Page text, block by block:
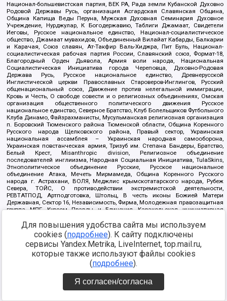
Национал-большевистская партия, ВЕК РА, Рада земли Кубанской Духовно
Родовой Державы Русь, организация Асгардская Славянская Община,
Община Капища Веды Перуна, Мужская Духовная Семинария Духовное
Учреждение, Нурджулар, К Богодержавию, Таблиги Джамаат, Свидетели
Иеговы, Русское национальное единство, Национал-социалистическое
общество, Джамаат мувахидов, Объединенный Вилайат Кабарды, Балкарии
и Карачая, Союз славян, Ат-Такфир Валь-Хиджра, Пит Буль, Национал-
социалистическая рабочая партия России, Славянский союз, Формат-18,
Благородный Орден Дьявола, Армия воли народа, Национальная
Социалистическая Инициатива города Череповца, Духовно-Родовая
Держава Русь, Русское национальное единство, Древнерусской
Инглистической церкви Православных Староверов-Инглингов, Русский
общенациональный союз, Движение против нелегальной иммиграции,
Кровь и Честь, О свободе совести и о религиозных объединениях, Омская
организация общественного политического движения Русское
национальное единство, Северное Братство, Клуб Болельщиков Футбольного
Клуба Динамо, Файзрахманисты, Мусульманская религиозная организация
п. Боровский Тюменского района Тюменской области, Община Коренного
Русского народа Щелковского района, Правый сектор, Украинская
национальная ассамблея – Украинская народная самооборона,
Украинская повстанческая армия, Тризуб им. Степана Бандеры, Братство,
Белый Крест, Misanthropic division, Религиозное объединение
последователей инглиизма, Народная Социальная Инициатива, TulaSkins,
Этнополитическое объединение Русские, Русское национальное
объединение Атака, Мечеть Мирмамеда, Община Коренного Русского
народа г. Астрахани, ВОЛЯ, Меджлис крымскотатарского народа, Рубеж
Севера, ТОЙС, О противодействии экстремистской деятельности,
РЕВТАТПОД, Артподготовка, Штольц, В честь иконы Божией Матери
Державная, Сектор 16, Независимость, Фирма, Молодежная правозащитная
группа МПГ, Курсом Правды и Единения, Каракольская инициативная
Благотворительный пансионат Ак Умут, Русская республика Русь,
Арестантское уголовное единство, Башкорт, Нация и свобода, W.H.С., Фалунь
Дафа, Иртыш Ultras, Русский Патриотический клуб-Новокузнецк/РПК,
Сибирский державный союз, Фонд борьбы с коррупцией, Фонд защиты прав
граждан, Штабы Навального, Совет граждан СССР Прикубанского округа г.
https://minjust.gov.ru/ru/documents/7822/
Для повышения удобства сайта мы используем
cookies (подробнее). К сайту подключены
сервисы Yandex.Metrika, LiveInternet, top.mail.ru,
которые также используют файлы cookies
(подробнее).
Я согласен/согласна